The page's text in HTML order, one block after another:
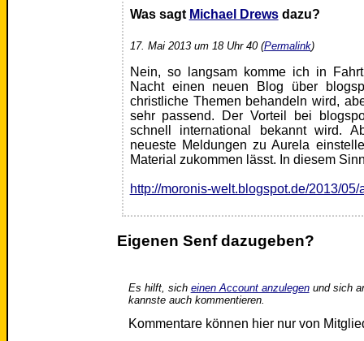
Was sagt Michael Drewsdazu?
17. Mai 2013 um 18 Uhr 40 (Permalink)
Nein, so langsam komme ich in
Nacht einen neuen Blog über
christliche Themen behandeln wird,
sehr passend. Der Vorteil bei
schnell international bekannt wird.
neueste Meldungen zu Aurela
Material zukommen lässt. In diesem
http://moronis-welt.blogspot.de/2013/
Eigenen Senf dazugeben?
Es hilft, sich einen Account anzulegenund sich
kannste auch kommentieren.
Kommentare können hier nur von